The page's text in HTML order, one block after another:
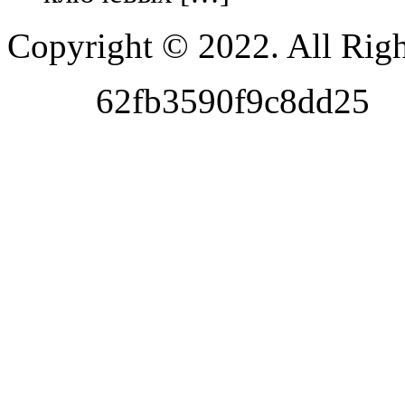
Copyright © 2022. All
62fb3590f9c8dd25